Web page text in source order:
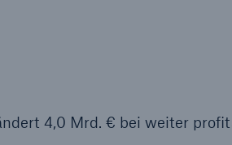
4,0 Mrd. € bei weiter
Our expert perspective for